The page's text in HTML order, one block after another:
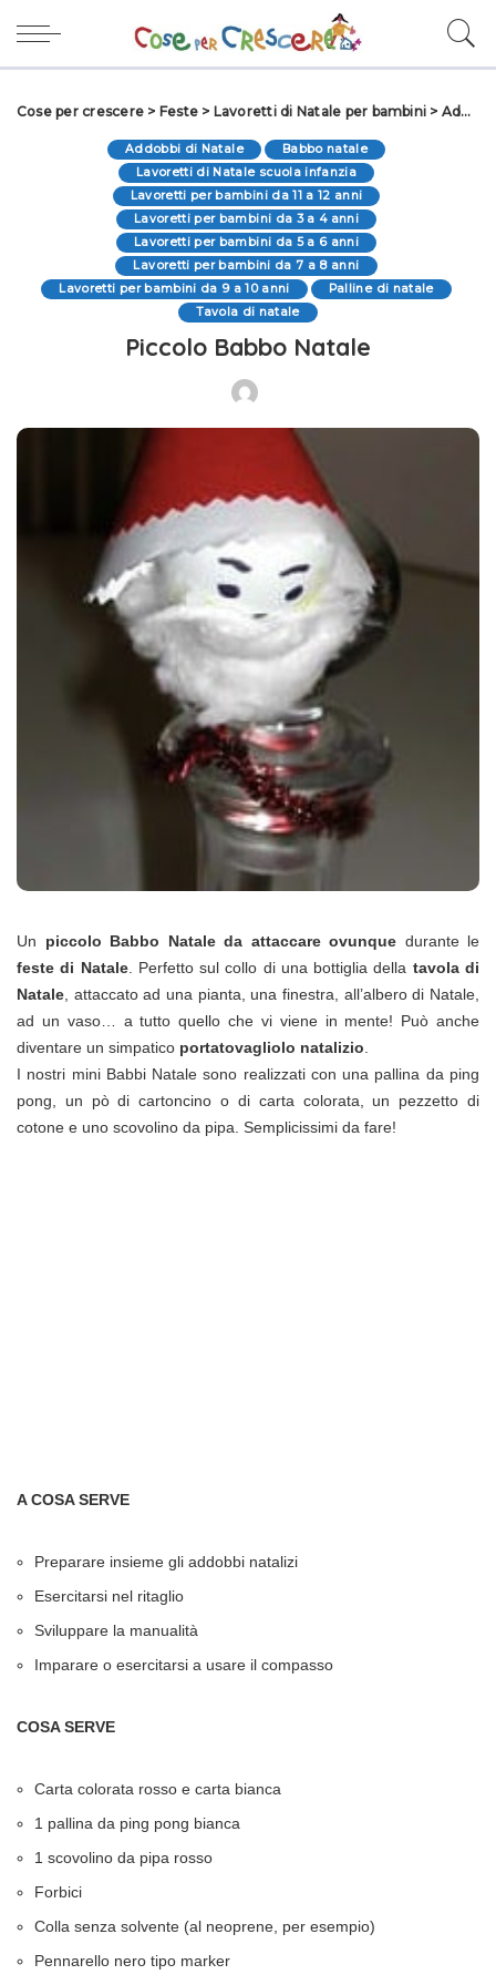
Cose per crescere > Feste > Lavoretti di Natale per bambini > Addobbi di Natale
Addobbi di Natale
Babbo natale
Lavoretti di Natale scuola infanzia
Lavoretti per bambini da 11 a 12 anni
Lavoretti per bambini da 3 a 4 anni
Lavoretti per bambini da 5 a 6 anni
Lavoretti per bambini da 7 a 8 anni
Lavoretti per bambini da 9 a 10 anni
Palline di natale
Tavola di natale
Piccolo Babbo Natale
Un piccolo Babbo Natale da attaccare ovunque durante le
feste di Natale. Perfetto sul collo di una bottiglia della tavola di
Natale , attaccato ad una pianta, una finestra, all’albero di Natale,
ad un vaso… a tutto quello che vi viene in mente! Può anche
diventare un simpatico portatovagliolo natalizio
I nostri mini Babbi Natale sono realizzati con una pallina da ping
pong, un pò di cartoncino o di carta colorata, un pezzetto di
cotone e uno scovolino da pipa. Semplicissimi da fare!
A COSA SERVE
Preparare insieme gli addobbi natalizi
Esercitarsi nel ritaglio
Sviluppare la manualità
Imparare o esercitarsi a usare il compasso
COSA SERVE
Carta colorata rosso e carta bianca
1 pallina da ping pong bianca
1 scovolino da pipa rosso
Forbici
Colla senza solvente (al neoprene, per esempio)
Pennarello nero tipo marker